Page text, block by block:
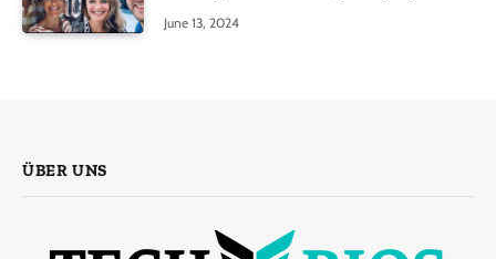
June 13, 2024
ÜBER UNS